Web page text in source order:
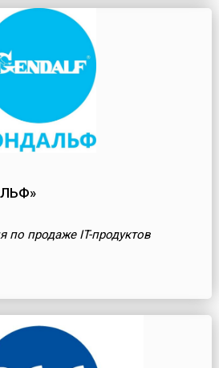
по продаже IT-продуктов